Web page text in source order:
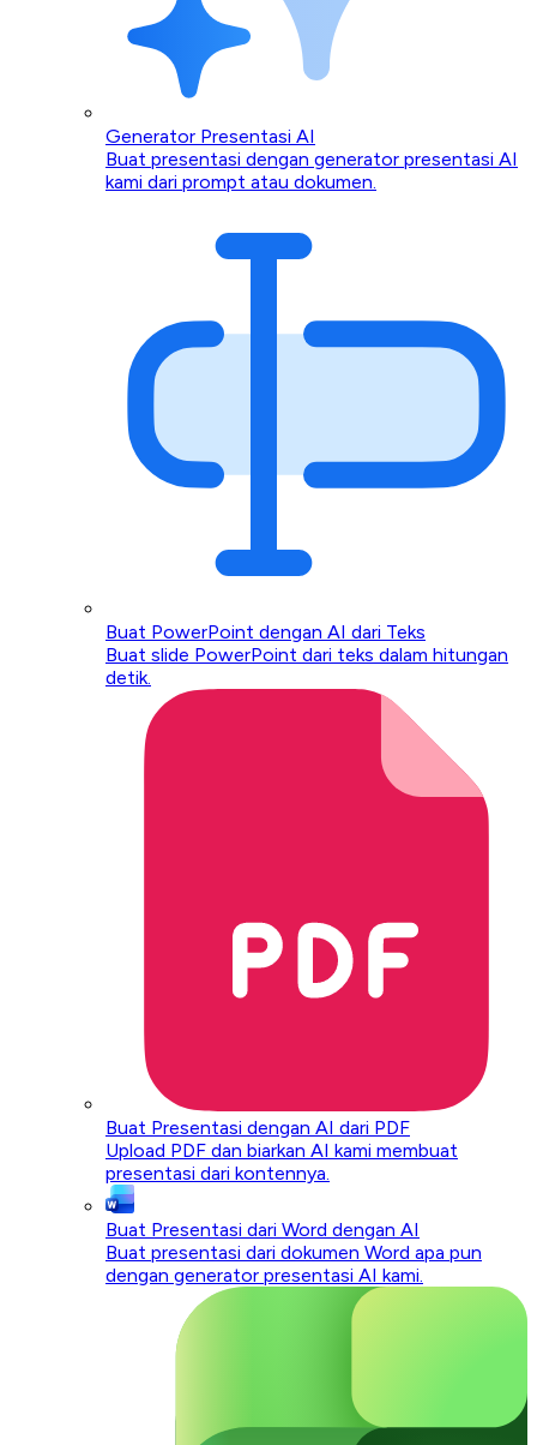
Generator Presentasi AI
Buat presentasi dengan generator presentasi AI
kami dari prompt atau dokumen.
Buat PowerPoint dengan AI dari Teks
Buat slide PowerPoint dari teks dalam hitungan
detik.
Buat Presentasi dengan AI dari PDF
Upload PDF dan biarkan AI kami membuat
presentasi dari kontennya.
Buat Presentasi dari Word dengan AI
Buat presentasi dari dokumen Word apa pun
dengan generator presentasi AI kami.